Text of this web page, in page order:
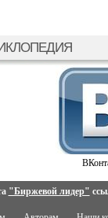
"Биржевой лидер"